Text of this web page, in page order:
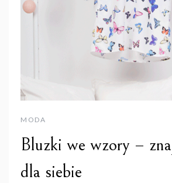
MODA
Bluzki we wzory –
dla siebie